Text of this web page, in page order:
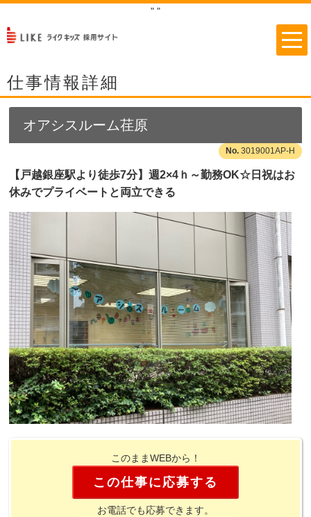
" "
仕事情報詳細
オアシスルーム荏原
3019001AP-H
【戸越銀座駅より徒歩7分】週2×4ｈ～勤務OK☆日祝はお
休みでプライベートと両立できる
このままWEBから！
この仕事に応募する
お電話でも応募できます。